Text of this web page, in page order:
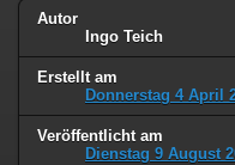
Autor
Ingo Teich
Erstellt am
Donnerstag 4 April
Veröffentlicht am
Dienstag 9 August